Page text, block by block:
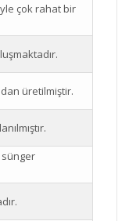
çok rahat bir
üretilmiştir.